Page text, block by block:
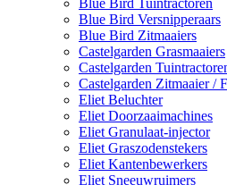
Blue Bird Tuintractoren
Blue Bird Versnipperaars
Blue Bird Zitmaaiers
Castelgarden Grasmaaiers
Castelgarden
Castelgarden Zitmaaier /
Eliet Beluchter
Eliet Doorzaaimachines
Eliet Granulaat-injector
Eliet Graszodenstekers
Eliet Kantenbewerkers
Eliet Sneeuwruimers